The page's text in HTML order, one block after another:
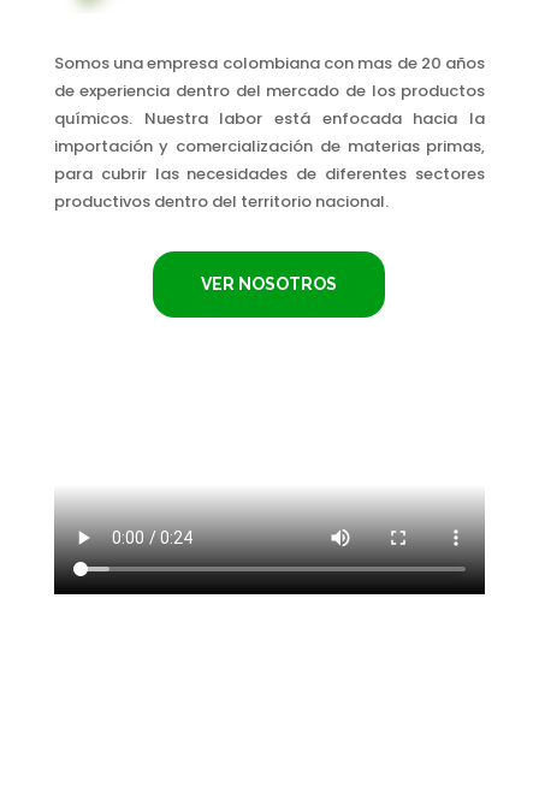
Somos una empresa colombiana con mas de 20 años
de experiencia dentro del mercado de los productos
químicos. Nuestra labor está enfocada hacia la
importación y comercialización de materias primas,
para cubrir las necesidades de diferentes sectores
productivos dentro del territorio nacional.
VER NOSOTROS